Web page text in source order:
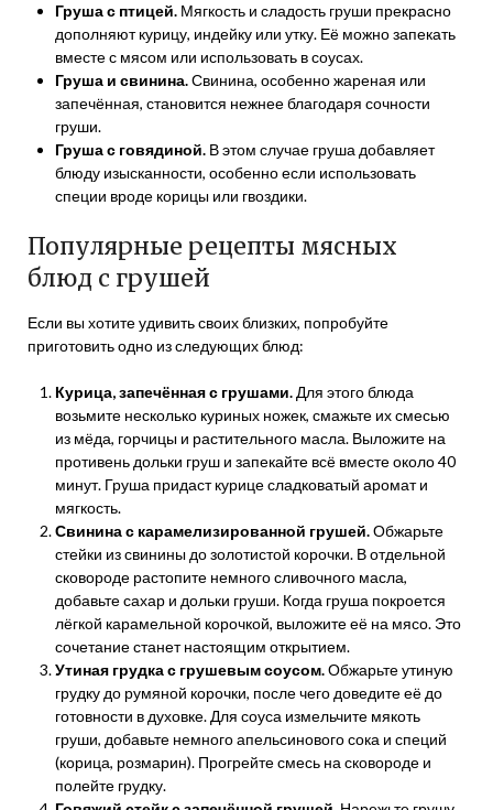
Груша с птицей. Мягкость и сладость груши прекрасно
дополняют курицу, индейку или утку. Её можно запекать
вместе с мясом или использовать в соусах.
Груша и свинина.Свинина, особенно жареная или
запечённая, становится нежнее благодаря сочности
груши.
Груша с говядиной. В этом случае груша добавляет
блюду изысканности, особенно если использовать
специи вроде корицы или гвоздики.
Популярные рецепты мясных
блюд с грушей
Если вы хотите удивить своих близких, попробуйте
приготовить одно из следующих блюд:
Курица, запечённая с грушами.Для этого блюда
возьмите несколько куриных ножек, смажьте их смесью
из мёда, горчицы и растительного масла. Выложите на
противень дольки груш и запекайте всё вместе около 40
минут. Груша придаст курице сладковатый аромат и
мягкость.
Свинина с карамелизированной грушей.Обжарьте
стейки из свинины до золотистой корочки. В отдельной
сковороде растопите немного сливочного масла,
добавьте сахар и дольки груши. Когда груша покроется
лёгкой карамельной корочкой, выложите её на мясо. Это
сочетание станет настоящим открытием.
Утиная грудка с грушевым соусом.Обжарьте утиную
грудку до румяной корочки, после чего доведите её до
готовности в духовке. Для соуса измельчите мякоть
груши, добавьте немного апельсинового сока и специй
(корица, розмарин). Прогрейте смесь на сковороде и
полейте грудку.